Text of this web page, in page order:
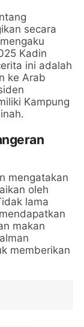
secara
Kadin
ini adalah
ke Arab
Kampung
mengatakan
oleh
lama
makan
memberikan